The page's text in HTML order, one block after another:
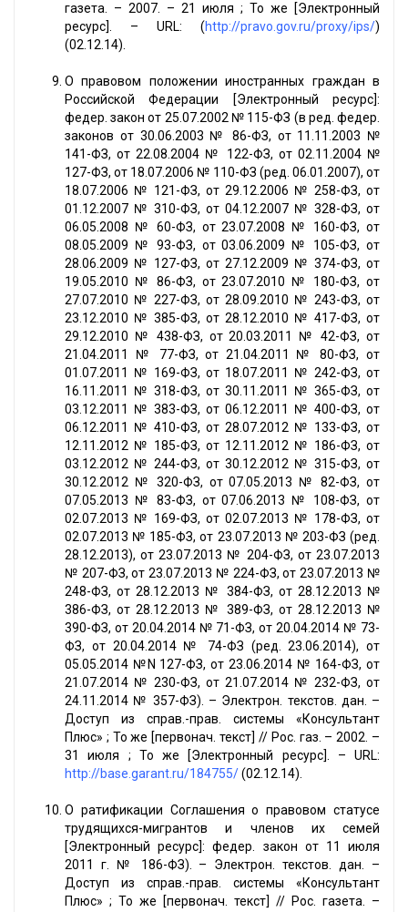
газета. – 2007. – 21 июля ; То же [Электронный
ресурс]. – URL: (http://pravo.gov.ru/proxy/ips/)
(02.12.14).
О правовом положении иностранных граждан в
Российской Федерации [Электронный ресурс]:
федер. закон от 25.07.2002 № 115-ФЗ (в ред. федер.
законов от 30.06.2003 № 86-ФЗ, от 11.11.2003 №
141-ФЗ, от 22.08.2004 № 122-ФЗ, от 02.11.2004 №
127-ФЗ, от 18.07.2006 № 110-ФЗ (ред. 06.01.2007), от
18.07.2006 № 121-ФЗ, от 29.12.2006 № 258-ФЗ, от
01.12.2007 № 310-ФЗ, от 04.12.2007 № 328-ФЗ, от
06.05.2008 № 60-ФЗ, от 23.07.2008 № 160-ФЗ, от
08.05.2009 № 93-ФЗ, от 03.06.2009 № 105-ФЗ, от
28.06.2009 № 127-ФЗ, от 27.12.2009 № 374-ФЗ, от
19.05.2010 № 86-ФЗ, от 23.07.2010 № 180-ФЗ, от
27.07.2010 № 227-ФЗ, от 28.09.2010 № 243-ФЗ, от
23.12.2010 № 385-ФЗ, от 28.12.2010 № 417-ФЗ, от
29.12.2010 № 438-ФЗ, от 20.03.2011 № 42-ФЗ, от
21.04.2011 № 77-ФЗ, от 21.04.2011 № 80-ФЗ, от
01.07.2011 № 169-ФЗ, от 18.07.2011 № 242-ФЗ, от
16.11.2011 № 318-ФЗ, от 30.11.2011 № 365-ФЗ, от
03.12.2011 № 383-ФЗ, от 06.12.2011 № 400-ФЗ, от
06.12.2011 № 410-ФЗ, от 28.07.2012 № 133-ФЗ, от
12.11.2012 № 185-ФЗ, от 12.11.2012 № 186-ФЗ, от
03.12.2012 № 244-ФЗ, от 30.12.2012 № 315-ФЗ, от
30.12.2012 № 320-ФЗ, от 07.05.2013 № 82-ФЗ, от
07.05.2013 № 83-ФЗ, от 07.06.2013 № 108-ФЗ, от
02.07.2013 № 169-ФЗ, от 02.07.2013 № 178-ФЗ, от
02.07.2013 № 185-ФЗ, от 23.07.2013 № 203-ФЗ (ред.
28.12.2013), от 23.07.2013 № 204-ФЗ, от 23.07.2013
№ 207-ФЗ, от 23.07.2013 № 224-ФЗ, от 23.07.2013 №
248-ФЗ, от 28.12.2013 № 384-ФЗ, от 28.12.2013 №
386-ФЗ, от 28.12.2013 № 389-ФЗ, от 28.12.2013 №
390-ФЗ, от 20.04.2014 № 71-ФЗ, от 20.04.2014 № 73-
ФЗ, от 20.04.2014 № 74-ФЗ (ред. 23.06.2014), от
05.05.2014 №N 127-ФЗ, от 23.06.2014 № 164-ФЗ, от
21.07.2014 № 230-ФЗ, от 21.07.2014 № 232-ФЗ, от
24.11.2014 № 357-ФЗ). – Электрон. текстов. дан. –
Доступ из справ.-прав. системы «Консультант
Плюс» ; То же [первонач. текст] // Рос. газ. – 2002. –
31 июля ; То же [Электронный ресурс]. – URL:
http://base.garant.ru/184755/(02.12.14).
О ратификации Соглашения о правовом статусе
трудящихся-мигрантов и членов их семей
[Электронный ресурс]: федер. закон от 11 июля
2011 г. № 186-ФЗ). – Электрон. текстов. дан. –
Доступ из справ.-прав. системы «Консультант
Плюс» ; То же [первонач. текст] // Рос. газета. –